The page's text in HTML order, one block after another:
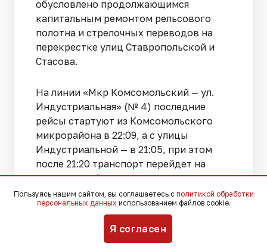
обусловлено продолжающимся
капитальным ремонтом рельсового
полотна и стрелочных переводов на
перекрестке улиц Ставропольской и
Стасова.
На линии «Мкр Комсомольский — ул.
Индустриальная» (№ 4) последние
рейсы стартуют из Комсомольского
микрорайона в 22:09, а с улицы
Индустриальной — в 21:05, при этом
после 21:20 транспорт перейдет на
укороченный режим курсирования
между Индустриальной и Восточным
депо.
Пассажирам маршрута № 5 «Ул. Е.
Пользуясь нашим сайтом, вы соглашаетесь с политикой обработки
персональных данных использованием файлов cookie.
Я согласен